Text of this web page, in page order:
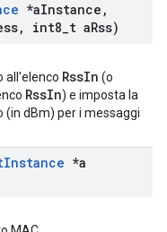
*aInstance ,
, int8 t aRss)
all'elenco RssIn (o
RssIn) e imposta la
(in dBm) per i messaggi
Instance *a